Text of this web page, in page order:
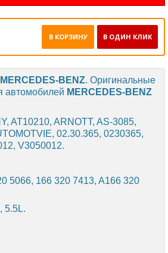
В ОДИН КЛИК
В КОРЗИНУ
MERCEDES-BENZ. Оригинальные
автомобилей MERCEDES-BENZ
AT10210, ARNOTT, AS-3085,
02.30.365, 0230365,
V3050012.
5066, 166 320 7413, A166 320
5.5L.